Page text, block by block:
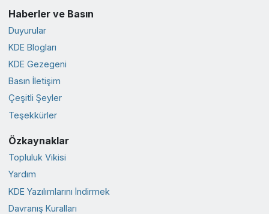
Haberler ve Basın
Duyurular
KDE Blogları
KDE Gezegeni
Basın İletişim
Çeşitli Şeyler
Teşekkürler
Özkaynaklar
Topluluk Vikisi
Yardım
KDE Yazılımlarını İndirmek
Davranış Kuralları